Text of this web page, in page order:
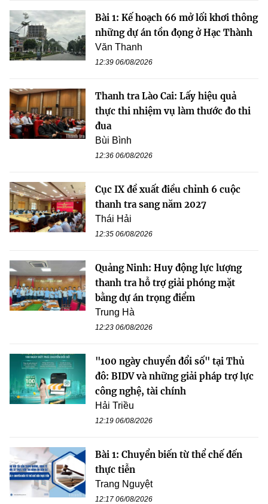
Bài 1: Kế hoạch 66 mở lối khơi thông
những dự án tồn đọng ở Hạc Thành
Văn Thanh
12:39 06/08/2026
Thanh tra Lào Cai: Lấy hiệu quả
thực thi nhiệm vụ làm thước đo thi
đua
Bùi Bình
12:36 06/08/2026
Cục IX đề xuất điều chỉnh 6 cuộc
thanh tra sang năm 2027
Thái Hải
12:35 06/08/2026
Quảng Ninh: Huy động lực lượng
thanh tra hỗ trợ giải phóng mặt
bằng dự án trọng điểm
Trung Hà
12:23 06/08/2026
"100 ngày chuyển đổi số" tại Thủ
đô: BIDV và những giải pháp trợ lực
công nghệ, tài chính
Hải Triều
12:19 06/08/2026
Bài 1: Chuyển biến từ thể chế đến
thực tiễn
Trang Nguyệt
12:17 06/08/2026